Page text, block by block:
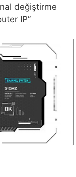
değiştirme
IP”